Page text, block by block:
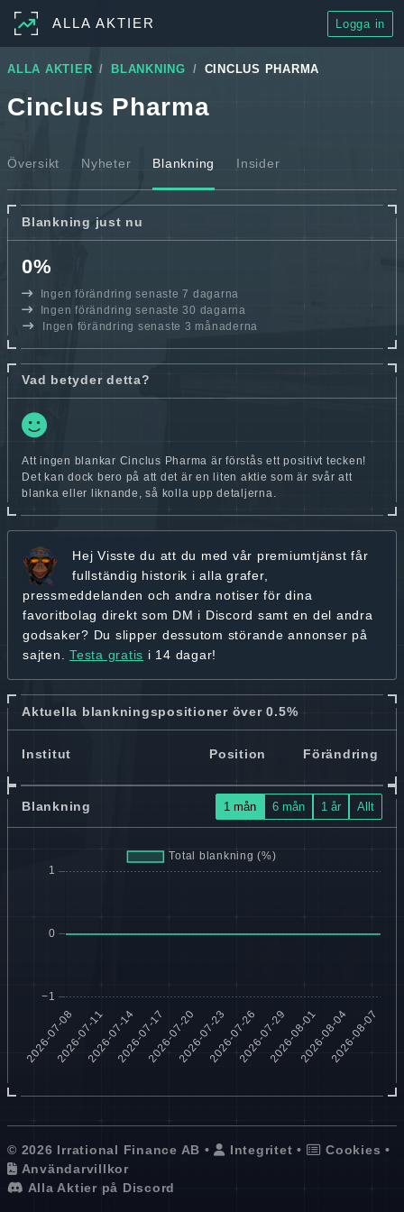
ALLA AKTIER Logga in
ALLA AKTIER BLANKNING CINCLUS PHARMA
Cinclus Pharma
Översikt Nyheter Blankning Insider
Blankning just nu
0%
Ingen förändring senaste 7 dagarna
Ingen förändring senaste 30 dagarna
Ingen förändring senaste 3 månaderna
Vad betyder detta?
Att ingen blankar Cinclus Pharma är förstås ett positivt tecken!
Det kan dock bero på att det är en liten aktie som är svår att
blanka eller liknande, så kolla upp detaljerna.
Hej Visste du att du med vår premiumtjänst får
fullständig historik i alla grafer,
pressmeddelanden och andra notiser för dina
favoritbolag direkt som DM i Discord samt en del andra
godsaker? Du slipper dessutom störande annonser på
sajten. Testa gratis i 14 dagar!
Aktuella blankningspositioner över 0.5%
Institut Position Förändring
Blankning 1 mån 6 mån 1 år Allt
© 2026 Irrational Finance AB • Integritet • Cookies •
Användarvillkor
Alla Aktier på Discord